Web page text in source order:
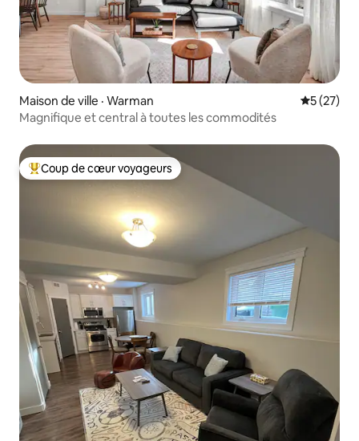
Maison de ville · Warman Note
5 (27)
Magnifique et central à toutes les commodités
Coup de cœur voyageurs parmi les plus aimés
Coup de cœur voyageurs